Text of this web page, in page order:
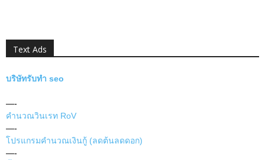
Text Ads
บริษัทรับทำ seo
—-
คำนวณวินเรท RoV
—-
โปรแกรมคำนวณเงินกู้ (ลดต้นลดดอก)
—-